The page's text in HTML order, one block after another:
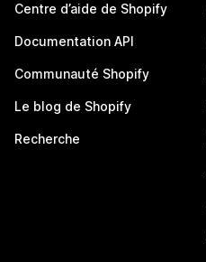
Centre d’aide de Shopify
Documentation API
Communauté Shopify
Le blog de Shopify
Recherche